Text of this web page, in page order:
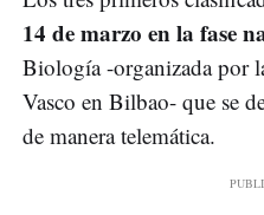
14 de marzo en la fase
Biología -organizada por
Vasco en Bilbao- que se
de manera telemática.